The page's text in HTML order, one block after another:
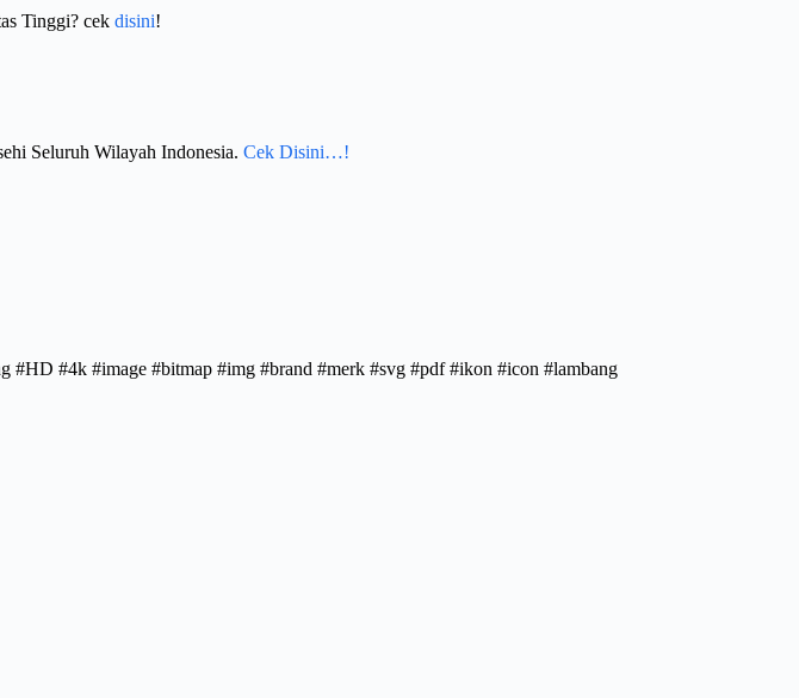
Tinggi? cek disini!
Seluruh Wilayah Indonesia. Cek Disini…!
#HD #4k #image #bitmap #img #brand #merk #svg #pdf #ikon #icon #lambang